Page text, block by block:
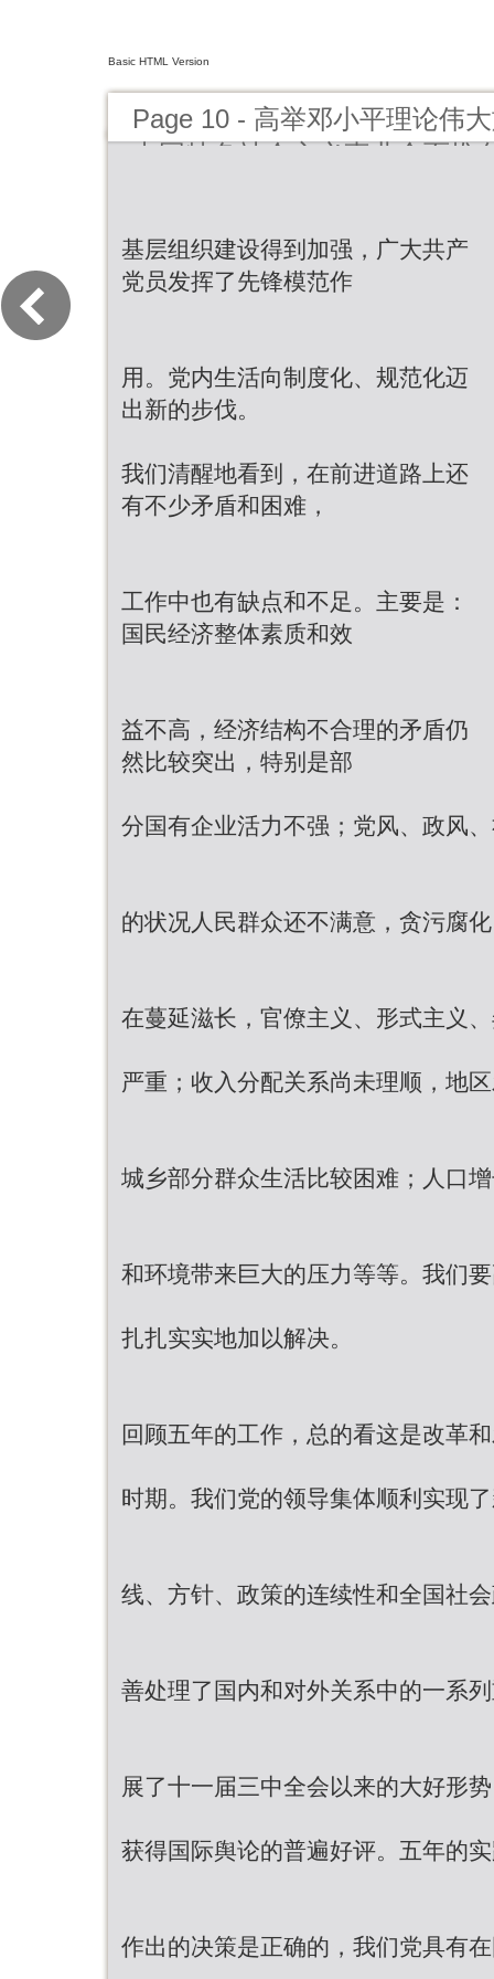
Basic HTML Version
Page 10 - 高举邓小平理论伟
中国特色社会主义事业全面推
基层组织建设得到加强，广大共产
党员发挥了先锋模范作
用。党内生活向制度化、规范化迈
出新的步伐。
我们清醒地看到，在前进道路上还
有不少矛盾和困难，
工作中也有缺点和不足。主要是：
国民经济整体素质和效
益不高，经济结构不合理的矛盾仍
然比较突出，特别是部
分国有企业活力不强；党风、政风
的状况人民群众还不满意，贪污腐
在蔓延滋长，官僚主义、形式主义
严重；收入分配关系尚未理顺，地
城乡部分群众生活比较困难；人口
和环境带来巨大的压力等等。我们
扎扎实实地加以解决。
回顾五年的工作，总的看这是改革
时期。我们党的领导集体顺利实现
线、方针、政策的连续性和全国社
善处理了国内和对外关系中的一系
展了十一届三中全会以来的大好形
获得国际舆论的普遍好评。五年的
作出的决策是正确的，我们党具有